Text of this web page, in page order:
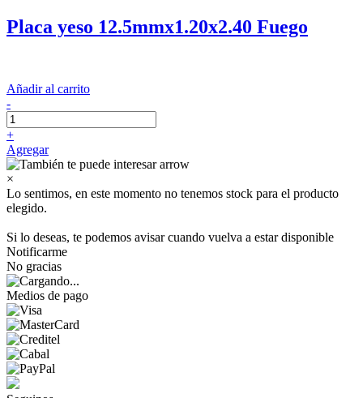
Placa yeso 12.5mmx1.20x2.40 Fuego
Añadir al carrito
-
+
Agregar
×
Lo sentimos, en este momento no tenemos stock para el producto
elegido.
Si lo deseas, te podemos avisar cuando vuelva a estar disponible
Notificarme
No gracias
Medios de pago